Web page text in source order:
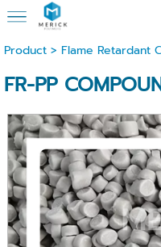
Product> Flame Retardant
FR-PP